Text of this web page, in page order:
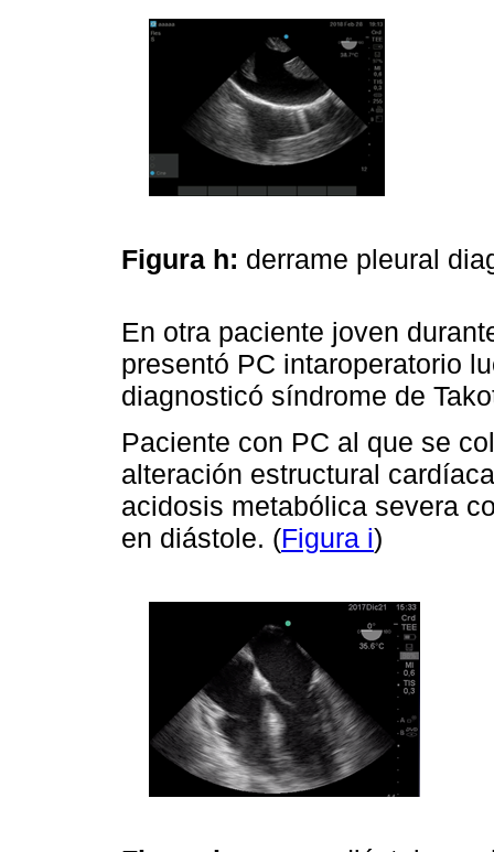
Figura h: derrame pleural
En otra paciente joven
presentó PC intaroperatorio
diagnosticó síndrome de
Paciente con PC al que se
alteración estructural
acidosis metabólica severa
en diástole. (Figura i)